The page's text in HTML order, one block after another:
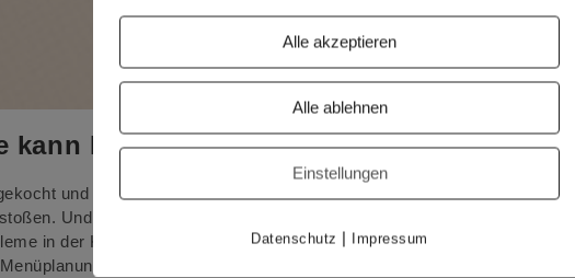
kann Menüplanung lösen
und meistens gut. Aber wie wohl die meisten von uns, bin ich
Und im Laufe der Zeit kamen neue Herausforderungen in der
in der Küchenorganisation waren wohl die größten und ich konnte
lösen. Gesund kochen Die erste Herausforderung kam
Alle akzeptieren
Alle ablehnen
Einstellungen
Datenschutz | Impressum